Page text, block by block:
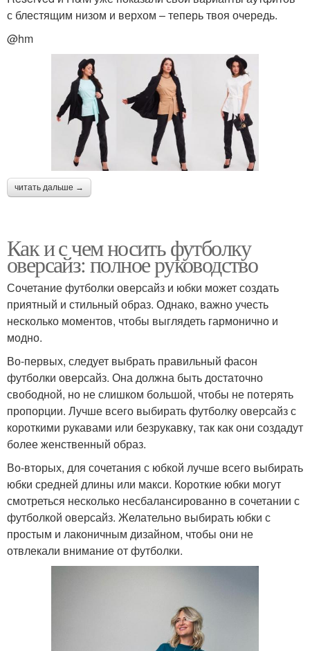
с блестящим низом и верхом – теперь твоя очередь.
@hm
читать дальше →
Как и с чем носить футболку
оверсайз: полное руководство
Сочетание футболки оверсайз и юбки может создать
приятный и стильный образ. Однако, важно учесть
несколько моментов, чтобы выглядеть гармонично и
модно.
Во-первых, следует выбрать правильный фасон
футболки оверсайз. Она должна быть достаточно
свободной, но не слишком большой, чтобы не потерять
пропорции. Лучше всего выбирать футболку оверсайз с
короткими рукавами или безрукавку, так как они создадут
более женственный образ.
Во-вторых, для сочетания с юбкой лучше всего выбирать
юбки средней длины или макси. Короткие юбки могут
смотреться несколько несбалансированно в сочетании с
футболкой оверсайз. Желательно выбирать юбки с
простым и лаконичным дизайном, чтобы они не
отвлекали внимание от футболки.